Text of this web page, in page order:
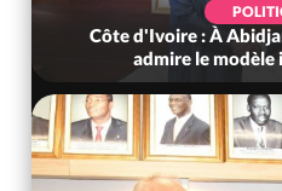
Côte d'Ivoire : À
admire le modèle